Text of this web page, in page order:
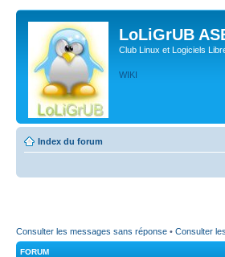
LoLiGrUB
Club Linux et Logiciels
WIKI
Index du forum
Consulter les messages sans réponse • Consulter
FORUM